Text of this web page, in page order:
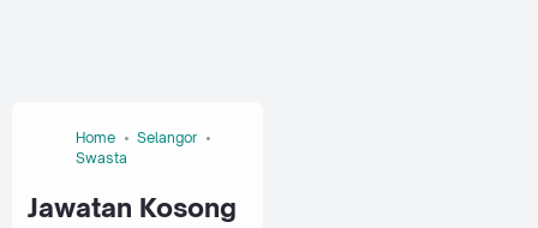
Home
Selangor
Swasta
Jawatan Kosong